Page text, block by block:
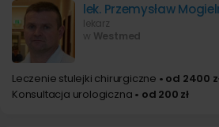
lek. Przemysław
lekarz
w Westmed
Leczenie stulejki chirurgiczne • od 2400
Konsultacja urologiczna • od 200 zł